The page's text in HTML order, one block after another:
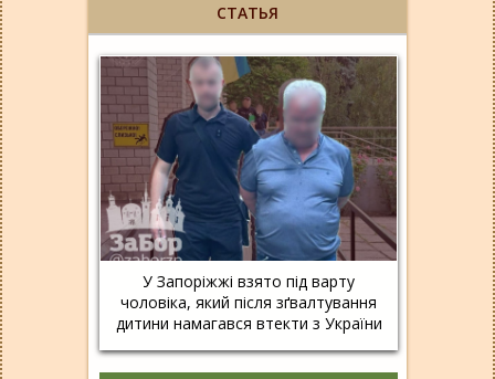
СТАТЬЯ
У Запоріжжі взято під варту
чоловіка, який після зґвалтування
дитини намагався втекти з України